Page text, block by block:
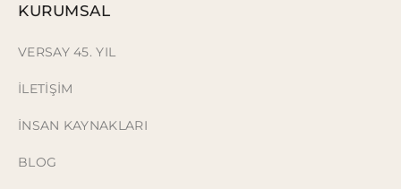
KURUMSAL
VERSAY 45. YIL
İLETİŞİM
İNSAN KAYNAKLARI
BLOG